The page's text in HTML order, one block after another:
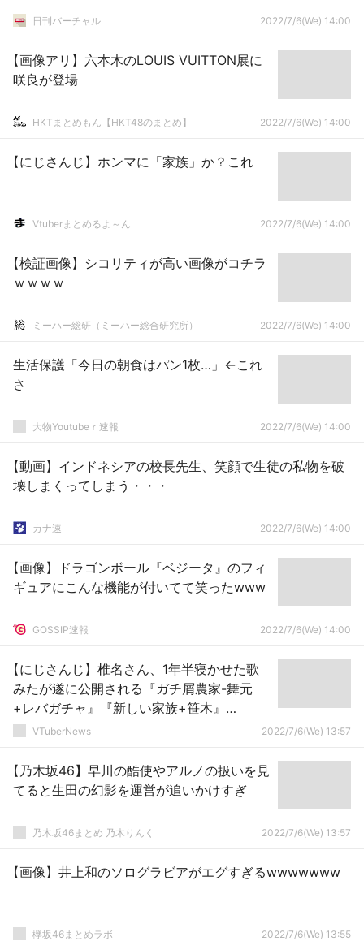
日刊バーチャル 2022/7/6(We) 14:00
【画像アリ】六本木のLOUIS VUITTON展に
咲良が登場
HKTまとめもん【HKT48のまとめ】 2022/7/6(We) 14:00
【にじさんじ】ホンマに「家族」か？これ
Vtuberまとめるよ～ん 2022/7/6(We) 14:00
【検証画像】シコリティが高い画像がコチラ
ｗｗｗｗ
ミーハー総研（ミーハー総合研究所） 2022/7/6(We) 14:00
生活保護「今日の朝食はパン1枚…」←これ
さ
大物Youtubeｒ速報 2022/7/6(We) 14:00
【動画】インドネシアの校長先生、笑顔で生徒の私物を破
壊しまくってしまう・・・
カナ速 2022/7/6(We) 14:00
【画像】ドラゴンボール『ベジータ』のフィ
ギュアにこんな機能が付いてて笑ったwww
GOSSIP速報 2022/7/6(We) 14:00
【にじさんじ】椎名さん、1年半寝かせた歌
みたが遂に公開される『ガチ屑農家-舞元
+レバガチャ』『新しい家族+笹木』
【7/10(日)19:00～】
VTuberNews 2022/7/6(We) 13:57
【乃木坂46】早川の酷使やアルノの扱いを見
てると生田の幻影を運営が追いかけすぎ
乃木坂46まとめ 乃木りんく 2022/7/6(We) 13:57
【画像】井上和のソログラビアがエグすぎるwwwwwww
欅坂46まとめラボ 2022/7/6(We) 13:55